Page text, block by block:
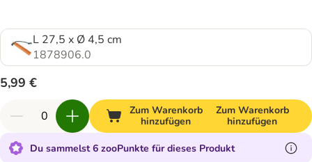
L 27,5 x Ø 4,5 cm
1878906.0
5,99 €
Zum Warenkorb
hinzufügen
Zum Warenkorb
hinzufügen
Du sammelst 6 zooPunkte für dieses Produkt